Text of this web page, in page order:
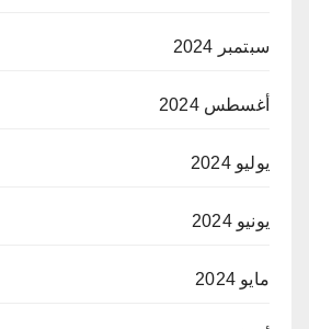
سبتمبر 2024
أغسطس 2024
يوليو 2024
يونيو 2024
مايو 2024